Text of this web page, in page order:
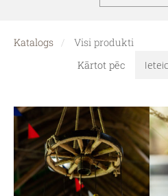
Katalogs
Visi produkti
Kārtot pēc